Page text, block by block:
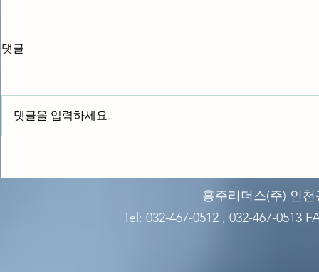
HWD-HC2200
댓글
댓글을 입력하세요.
홍주리더스(주)​ 인
Tel: 032-467-0512 , 032-467-0513